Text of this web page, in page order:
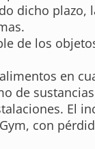
dicho plazo,
de los
en
de
El
con